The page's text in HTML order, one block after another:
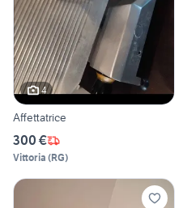
4
Affettatrice
300 €
Vittoria (RG)